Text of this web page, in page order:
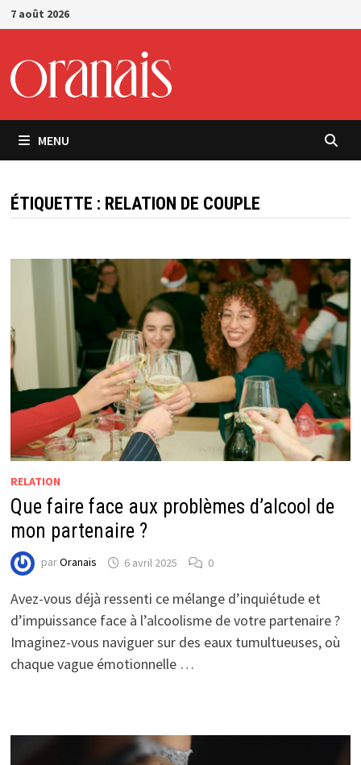
Passer
au
7 août 2026
MENU
ÉTIQUETTE : RELATION DE COUPLE
RELATION
Que faire face aux problèmes d’alcool de
mon partenaire ?
parOranais 6 avril 2025 0
Avez-vous déjà ressenti ce mélange d’inquiétude et
d’impuissance face à l’alcoolisme de votre partenaire ?
Imaginez-vous naviguer sur des eaux tumultueuses, où
chaque vague émotionnelle …